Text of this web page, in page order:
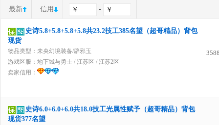
最新 信用 -
史诗5.8+5.8+5.8+5.8共23.2技工385名望（超哥精品）背包
现货
物品类型：未央幻境装备/辟邪玉
游戏区服： 地下城与勇士 / 江苏区 / 江苏2区
卖家信用：
史诗6.0+6.0+6.0共18.0技工光属性赋予（超哥精品）背包
现货377名望